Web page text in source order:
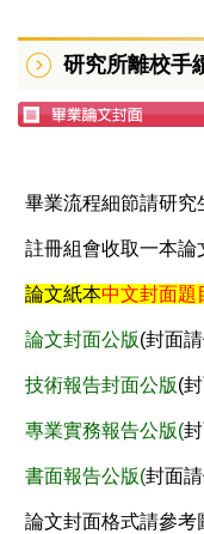
研究所離校手
畢業流程細節請研究
註冊組會收取一本論
論文紙本中文封面題
論文封面公版(封面
技術報告封面公版(
專業實務報告公版(
書面報告公版(封面
論文封面格式請參考